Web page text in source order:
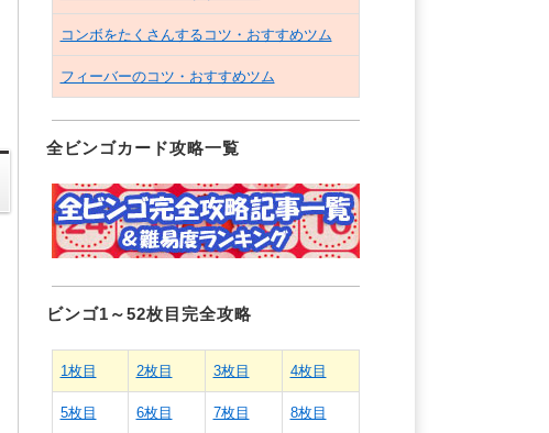
コンボをたくさんするコツ・おすすめツム
フィーバーのコツ・おすすめツム
全ビンゴカード攻略一覧
ビンゴ1～52枚目完全攻略
1枚目 2枚目 3枚目 4枚目
5枚目 6枚目 7枚目 8枚目